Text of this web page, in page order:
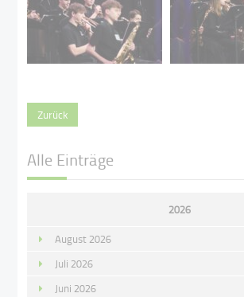
Zurück
Alle Einträge
2026
August 2026
Juli 2026
Juni 2026